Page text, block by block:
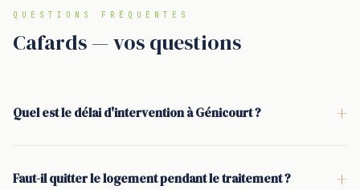
QUESTIONS FRÉQUENTES
Cafards — vos questions
Quel est le délai d'intervention à Génicourt ? +
présence en journée), un passage le jour même peut être
Faut-il quitter le logement pendant le traitement ? +